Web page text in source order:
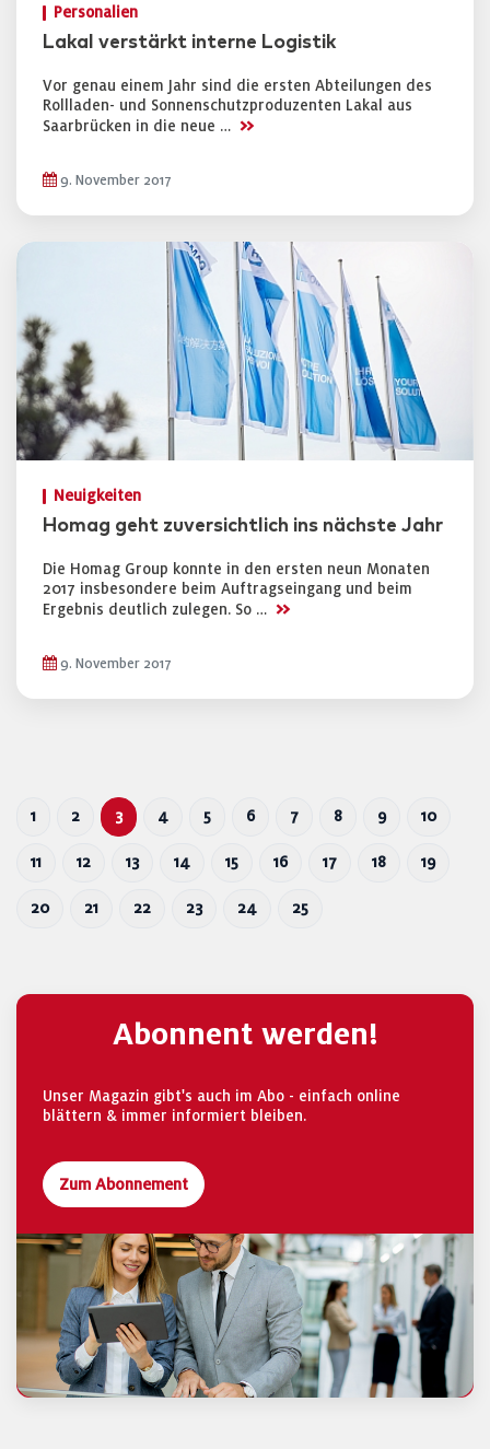
Personalien
Lakal verstärkt interne Logistik
Vor genau einem Jahr sind die ersten Abteilungen des
Rollladen- und Sonnenschutzproduzenten Lakal aus
Saarbrücken in die neue … >>
9. November 2017
Neuigkeiten
Homag geht zuversichtlich ins nächste Jahr
Die Homag Group konnte in den ersten neun Monaten
2017 insbesondere beim Auftragseingang und beim
Ergebnis deutlich zulegen. So … >>
9. November 2017
1 2 3 4 5 6 7 8 9 10
11 12 13 14 15 16 17 18 19
20 21 22 23 24 25
Abonnent werden!
Unser Magazin gibt's auch im Abo - einfach online
blättern & immer informiert bleiben.
Zum Abonnement